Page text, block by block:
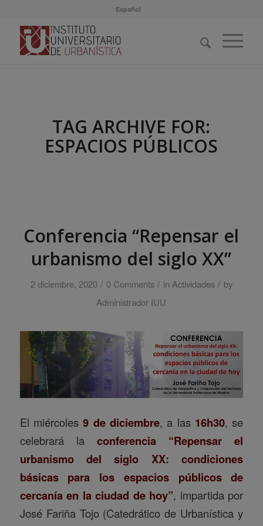
Español
TAG ARCHIVE FOR:
ESPACIOS PÚBLICOS
Conferencia “Repensar el
urbanismo del siglo XX”
2 diciembre, 2020 / 0 Comments / in Actividades / by
Administrador IUU
El miércoles9 de diciembre, a las 16h30, se
celebrará la conferencia “Repensar el
urbanismo del siglo XX: condiciones
básicas para los espacios públicos de
cercanía en la ciudad de hoy”, impartida por
José Fariña Tojo (Catedrático de Urbanística y